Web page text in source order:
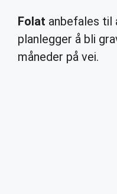
Folat anbefales til
planlegger å bli
måneder på vei.